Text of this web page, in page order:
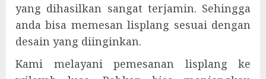
yang dihasilkan sangat terjamin. Sehingga
anda bisa memesan lisplang sesuai dengan
desain yang diinginkan.
Kami melayani pemesanan lisplang ke